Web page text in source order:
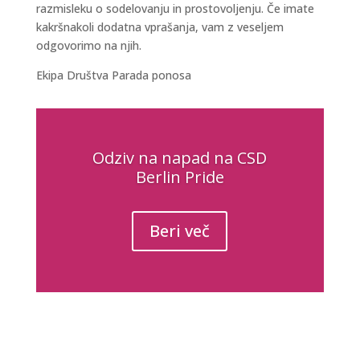
razmisleku o sodelovanju in prostovoljenju. Če imate
kakršnakoli dodatna vprašanja, vam z veseljem
odgovorimo na njih.
Ekipa Društva Parada ponosa
Odziv na napad na CSD
Berlin Pride
Beri več